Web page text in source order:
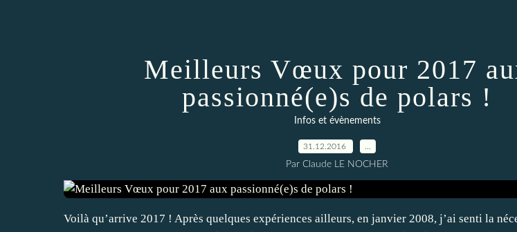
Meilleurs Vœux pour 2017
passionné(e)s de polars !
Infos et évènements
31.12.2016
Par Claude LE NOCHER
Voilà qu’arrive 2017 ! Après quelques expériences ailleurs, en janvier 2008, j’ai senti la